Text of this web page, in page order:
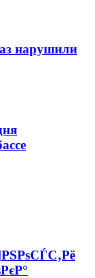
нарушили